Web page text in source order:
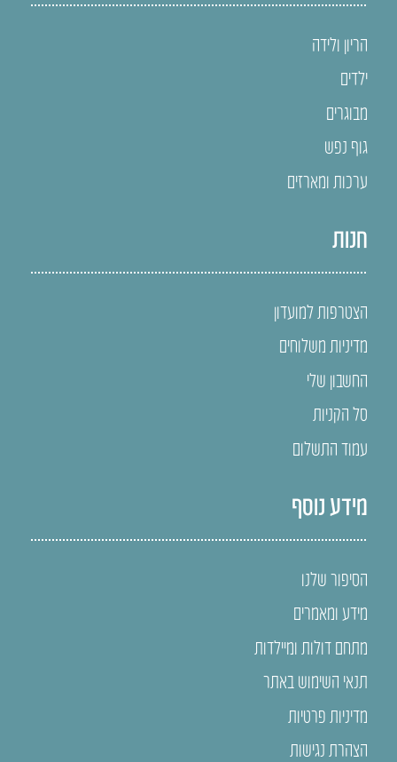
הריון ולידה
ילדים
מבוגרים
גוף נפש
ערכות ומארזים
חנות
הצטרפות למועדון
מדיניות משלוחים
החשבון שלי
סל הקניות
עמוד התשלום
מידע נוסף
הסיפור שלנו
מידע ומאמרים
מתחם דולות ומיילדות
תנאי השימוש באתר
מדיניות פרטיות
הצהרת נגישות